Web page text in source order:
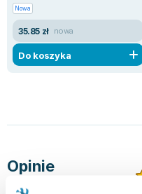
Nowa
35.85 zł nowa
Do koszyka
Opinie
użytkowników